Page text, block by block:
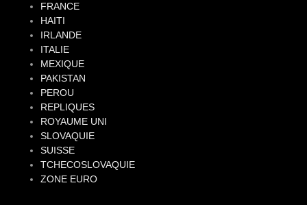
FRANCE
HAITI
IRLANDE
ITALIE
MEXIQUE
PAKISTAN
PEROU
REPLIQUES
ROYAUME UNI
SLOVAQUIE
SUISSE
TCHECOSLOVAQUIE
ZONE EURO